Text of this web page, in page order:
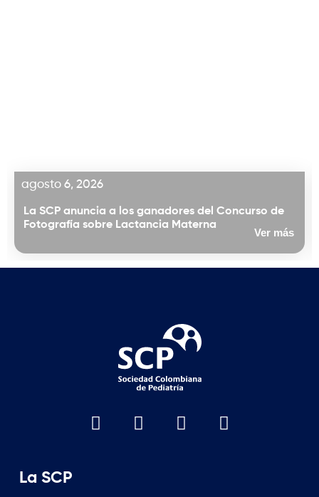
agosto 6, 2026
La SCP anuncia a los ganadores del Concurso de
Fotografía sobre Lactancia Materna
Ver más
La SCP